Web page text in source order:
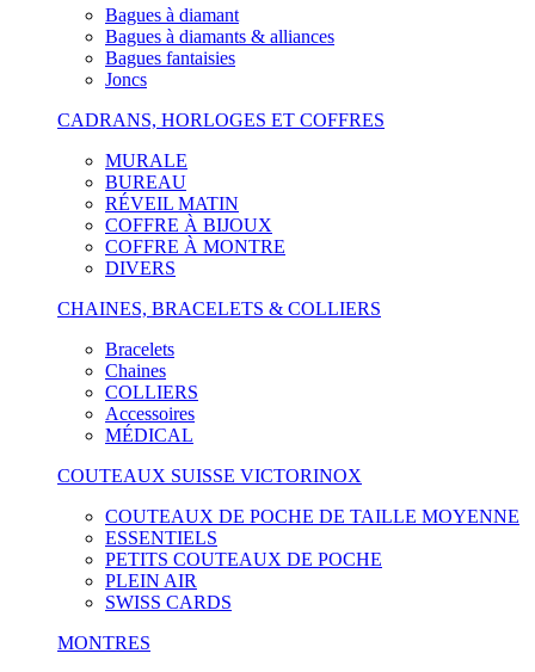
Bagues à diamant
Bagues à diamants & alliances
Bagues fantaisies
Joncs
CADRANS, HORLOGES ET COFFRES
MURALE
BUREAU
RÉVEIL MATIN
COFFRE À BIJOUX
COFFRE À MONTRE
DIVERS
CHAINES, BRACELETS & COLLIERS
Bracelets
Chaines
COLLIERS
Accessoires
MÉDICAL
COUTEAUX SUISSE VICTORINOX
COUTEAUX DE POCHE DE TAILLE MOYENNE
ESSENTIELS
PETITS COUTEAUX DE POCHE
PLEIN AIR
SWISS CARDS
MONTRES